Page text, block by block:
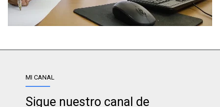
MI CANAL
Sigue nuestro canal de